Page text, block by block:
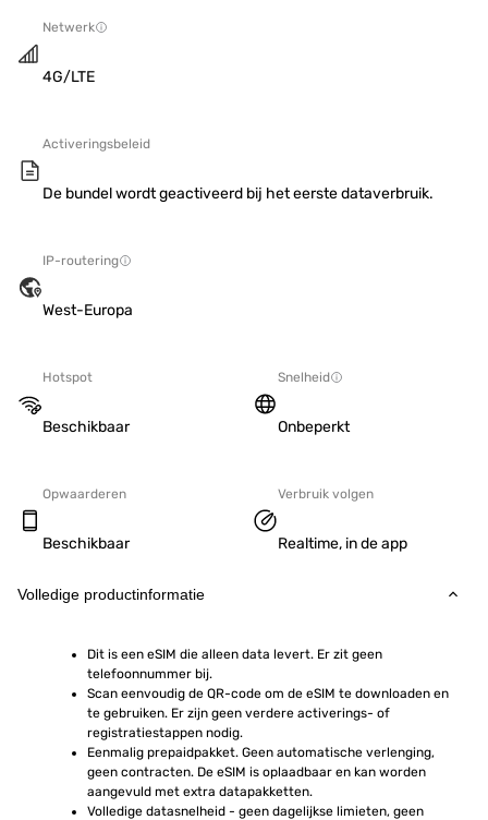
Netwerk
4G/LTE
Activeringsbeleid
De bundel wordt geactiveerd bij het eerste dataverbruik.
IP-routering
West-Europa
Hotspot
Beschikbaar
Snelheid
Onbeperkt
Opwaarderen
Beschikbaar
Verbruik volgen
Realtime, in de app
Volledige productinformatie
Dit is een eSIM die alleen data levert. Er zit geen
telefoonnummer bij.
Scan eenvoudig de QR-code om de eSIM te downloaden en
te gebruiken. Er zijn geen verdere activerings- of
registratiestappen nodig.
Eenmalig prepaidpakket. Geen automatische verlenging,
geen contracten. De eSIM is oplaadbaar en kan worden
aangevuld met extra datapakketten.
Volledige datasnelheid - geen dagelijkse limieten, geen